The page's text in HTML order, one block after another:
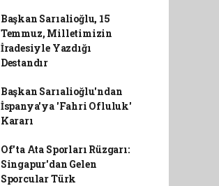
Başkan Sarıalioğlu, 15
Temmuz, Milletimizin
İradesiyle Yazdığı
Destandır
Başkan Sarıalioğlu'ndan
İspanya'ya 'Fahri Ofluluk'
Kararı
Of'ta Ata Sporları Rüzgarı:
Singapur'dan Gelen
Sporcular Türk